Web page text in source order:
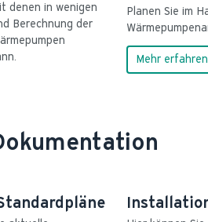
denen in wenigen
Berechnung der
Planen Sie im
Mehr erfahren